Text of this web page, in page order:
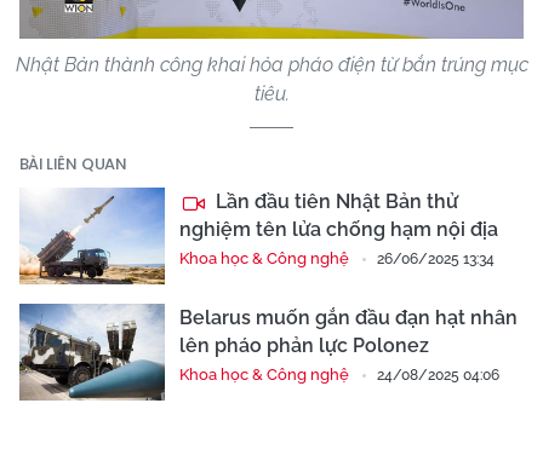
Nhật Bản thành công khai hỏa pháo điện từ bắn trúng mục
tiêu.
BÀI LIÊN QUAN
Lần đầu tiên Nhật Bản thử
nghiệm tên lửa chống hạm nội địa
Khoa học & Công nghệ 26/06/2025 13:34
Belarus muốn gắn đầu đạn hạt nhân
lên pháo phản lực Polonez
Khoa học & Công nghệ 24/08/2025 04:06